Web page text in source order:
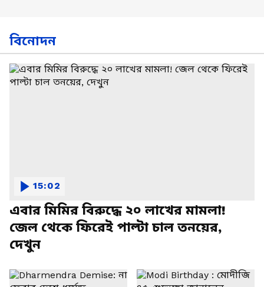
বিনোদন
এবার মিমির বিরুদ্ধে ২০ লাখের মামলা!
জেল থেকে ফিরেই পাল্টা চাল তনয়ের,
দেখুন
15:02